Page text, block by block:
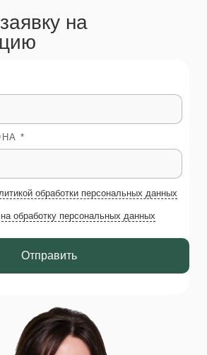
на
*
обработки персональных данных
обработку персональных данных
Отправить